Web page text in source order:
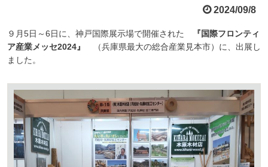
2024/09/8
９月5日～6日に、神戸国際展示場で開催された
『国際フロンティ
ア産業メッセ2024』
（兵庫県最大の総合産業見本市）に、出展し
ました。